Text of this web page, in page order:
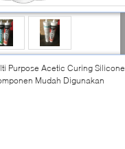
Purpose Acetic Curing Silicone
Mudah Digunakan